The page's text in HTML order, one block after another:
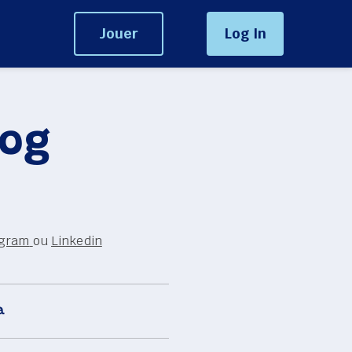
Jouer Log In
ou Linkedin